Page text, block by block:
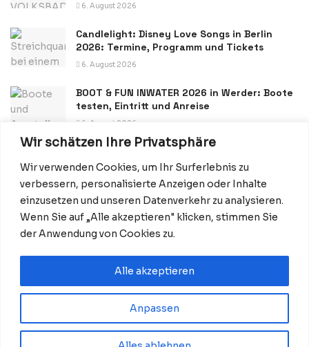
Wir schätzen Ihre Privatsphäre
Wir verwenden Cookies, um Ihr Surferlebnis zu
verbessern, personalisierte Anzeigen oder Inhalte
einzusetzen und unseren Datenverkehr zu analysieren.
Wenn Sie auf „Alle akzeptieren" klicken, stimmen Sie
der Anwendung von Cookies zu.
Anpassen
Alle akzeptieren
6. August 2026
Candlelight: Disney Love Songs in Berlin
2026: Termine, Programm und Tickets
6. August 2026
BOOT & FUN INWATER 2026 in Werder: Boote
testen, Eintritt und Anreise
6. August 2026
Datenschutzerklärung Impressum Startseite
© 2026 BerlinMagazine.de